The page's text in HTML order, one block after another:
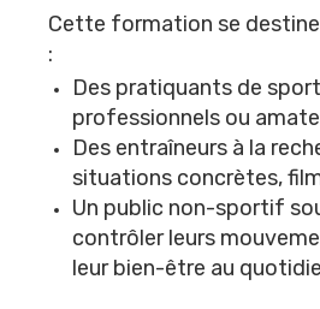
Cette formation se
:
Des pratiquants de
professionnels ou
Des entraîneurs à la
situations concrètes,
Un public non-sportif
contrôler leurs
leur bien-être au